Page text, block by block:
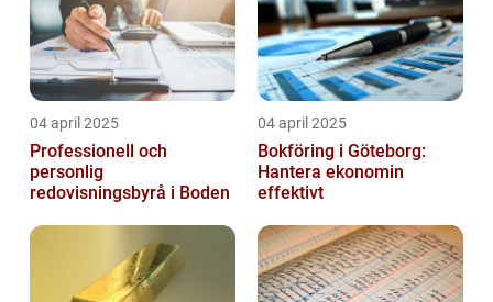
04 april 2025
Professionell och
personlig
redovisningsbyrå i Boden
04 april 2025
Bokföring i Göteborg:
Hantera ekonomin
effektivt